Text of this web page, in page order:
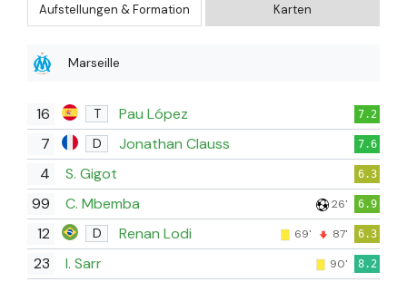
Aufstellungen & Formation Karten
Marseille
16 T Pau López 7.2
7 D Jonathan Clauss 7.6
4 S. Gigot 6.3
99 C. Mbemba 26' 6.9
12 D Renan Lodi 69' 87' 6.3
23 I. Sarr 90' 8.2